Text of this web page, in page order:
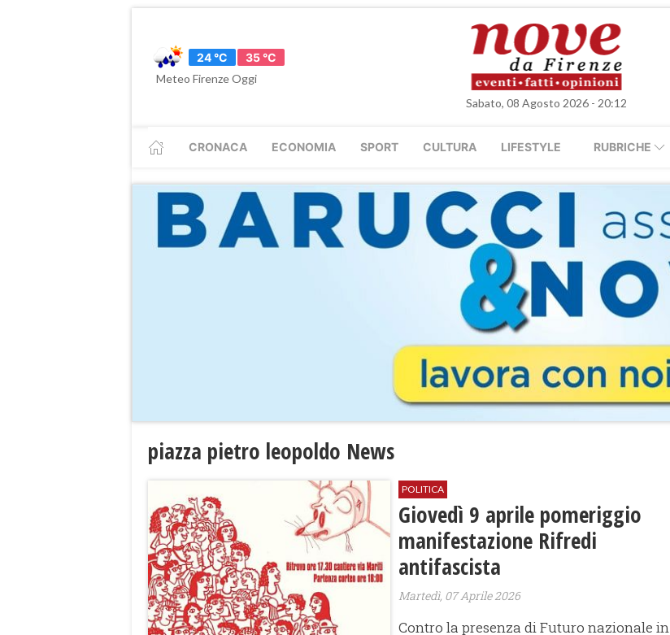
24 °C
35 °C
Meteo Firenze Oggi
Sabato, 08 Agosto 2026 - 20:12
CRONACA ECONOMIA SPORT CULTURA LIFESTYLE RUBRICHE
piazza pietro leopoldo News
POLITICA
Giovedì 9 aprile pomeriggio
manifestazione Rifredi
antifascista
Martedì, 07 Aprile 2026
Contro la presenza di Futuro nazionale in